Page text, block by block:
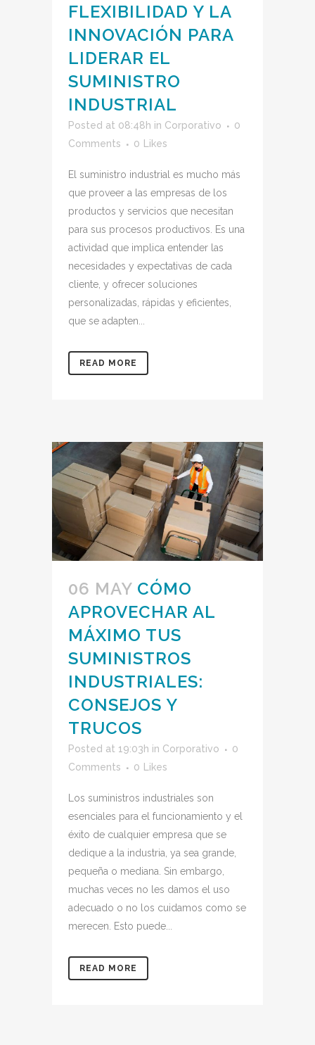
FLEXIBILIDAD Y LA
INNOVACIÓN PARA
LIDERAR EL
SUMINISTRO
INDUSTRIAL
Posted at 08:48h in Corporativo
0
Comments
0 Likes
El suministro industrial es mucho más
que proveer a las empresas de los
productos y servicios que necesitan
para sus procesos productivos. Es una
actividad que implica entender las
necesidades y expectativas de cada
cliente, y ofrecer soluciones
personalizadas, rápidas y eficientes,
que se adapten...
READ MORE
06 MAY CÓMO
APROVECHAR AL
MÁXIMO TUS
SUMINISTROS
INDUSTRIALES:
CONSEJOS Y
TRUCOS
Posted at 19:03h in Corporativo
0
Comments
0 Likes
Los suministros industriales son
esenciales para el funcionamiento y el
éxito de cualquier empresa que se
dedique a la industria, ya sea grande,
pequeña o mediana. Sin embargo,
muchas veces no les damos el uso
adecuado o no los cuidamos como se
merecen. Esto puede...
READ MORE